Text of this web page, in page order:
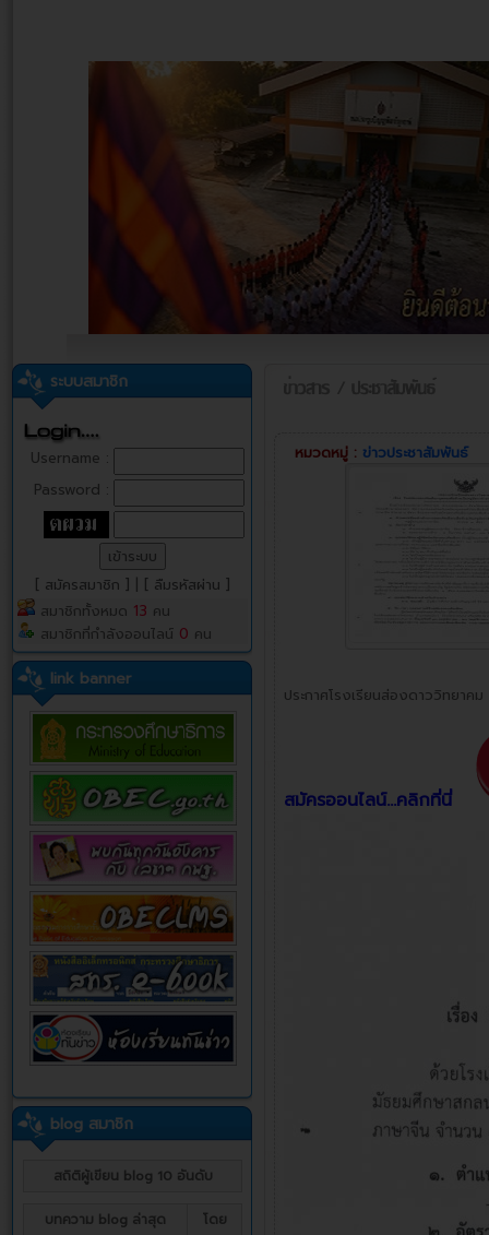
ระบบสมาชิก
Username :
Password :
[ สมัครสมาชิก ]
[ ลืมรหัสผ่าน ]
สมาชิกทั้งหมด 13 คน
สมาชิกที่กำลังออนไลน์ 0 คน
link banner
blog สมาชิก
สถิติผู้เขียน blog 10 อันดับ
บทความ blog ล่าสุด โดย
หมวดหมู่ : ข่าวประชาสัมพันธ์
ประกาศโรงเรียนส่องดาววิทยา
สมัครออนไลน์...คลิกที่นี่